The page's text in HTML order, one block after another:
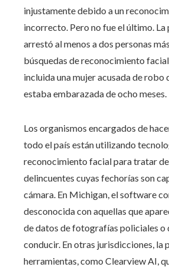
injustamente debido a un
incorrecto. Pero no fue el último.
arrestó al menos a dos personas
búsquedas de reconocimiento
incluida una mujer acusada de robo
estaba embarazada de ocho meses.
Los organismos encargados de
todo el país están utilizando
reconocimiento facial para tratar
delincuentes cuyas fechorías son
cámara. En Michigan, el software
desconocida con aquellas que
de datos de fotografías policiales o
conducir. En otras jurisdicciones, la
herramientas, como Clearview AI,